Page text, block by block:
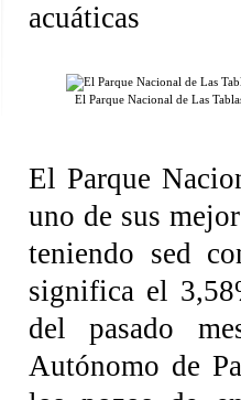
acuáticas
El Parque Nacional de Las
El Parque
uno de sus
teniendo sed
significa el
del pasado
Autónomo de